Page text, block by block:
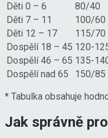
Děti 0 – 6
80/40
Děti 7 – 11
100/60
Děti 12 – 17
115/70
Dospělí 18 – 45 120-
Dospělí 46 – 65 135-
Dospělí nad 65
150/85
* Tabulka obsahuje
Jak správně